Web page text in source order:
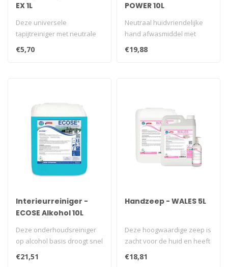
EX 1L
Deze universele
tapijtreiniger met neutrale
geur verwijdert hardnekkig
vuil uit ..
€5,70
POWER 10L
Neutraal huidvriendelijke
hand afwasmiddel met
aangename citroengeur.
Te gebrui..
€19,88
Interieurreiniger -
ECOSE Alkohol 10L
Deze onderhoudsreiniger
op alcohol basis droogt snel
€21,51
Handzeep - WALES 5L
Deze hoogwaardige zeep is
zacht voor de huid en heeft
€18,81